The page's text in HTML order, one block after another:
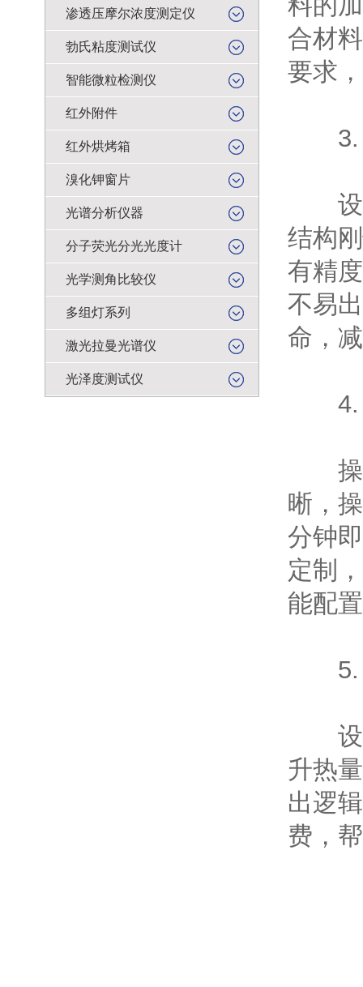
渗透压摩尔浓度测定仪
勃氏粘度测试仪
智能微粒检测仪
红外附件
红外烘烤箱
溴化钾窗片
光谱分析仪器
分子荧光分光光度计
光学测角比较仪
多组灯系列
激光拉曼光谱仪
光泽度测试仪
合材
要求
3.
设备
结构
有精
不易
命，
4.
操作
晰，
分钟
定制
能配
5.
设备
升热
出逻
费，